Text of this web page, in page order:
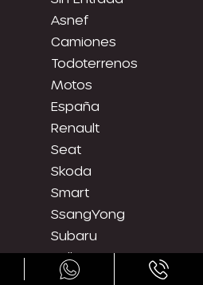
Asnef
Camiones
Todoterrenos
Motos
España
Renault
Seat
Skoda
Smart
SsangYong
Subaru
Rolls Royce
Suzuki